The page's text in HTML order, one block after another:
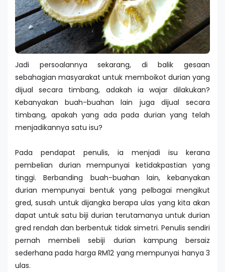
Jadi persoalannya sekarang, di balik gesaan
sebahagian masyarakat untuk memboikot durian yang
dijual secara timbang, adakah ia wajar dilakukan?
Kebanyakan buah-buahan lain juga dijual secara
timbang, apakah yang ada pada durian yang telah
menjadikannya satu isu?
Pada pendapat penulis, ia menjadi isu kerana
pembelian durian mempunyai ketidakpastian yang
tinggi. Berbanding buah-buahan lain, kebanyakan
durian mempunyai bentuk yang pelbagai mengikut
gred, susah untuk dijangka berapa ulas yang kita akan
dapat untuk satu biji durian terutamanya untuk durian
gred rendah dan berbentuk tidak simetri. Penulis sendiri
pernah membeli sebiji durian kampung bersaiz
sederhana pada harga RM12 yang mempunyai hanya 3
ulas.